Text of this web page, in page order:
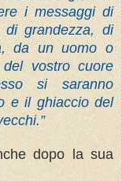
i messaggi di
grandezza, di
da un uomo o
vostro cuore
si saranno
e il ghiaccio del
dopo la sua